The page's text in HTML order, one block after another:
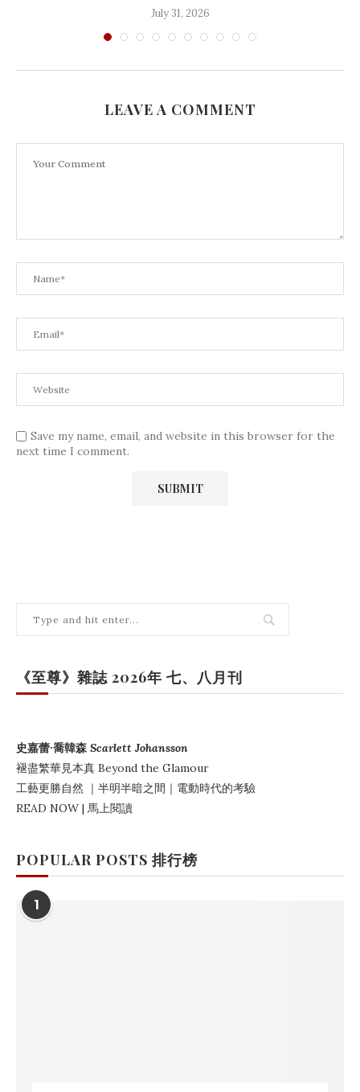
July 31, 2026
LEAVE A COMMENT
Save my name, email, and website in this browser for the
next time I comment.
《至尊》雜誌 2026年 七、八月刊
史嘉蕾·喬韓森 Scarlett Johansson
褪盡繁華見本真 Beyond the Glamour
工藝更勝自然 ｜ 半明半暗之間 ｜電動時代的考驗
READ NOW | 馬上閱讀
POPULAR POSTS 排行榜
1